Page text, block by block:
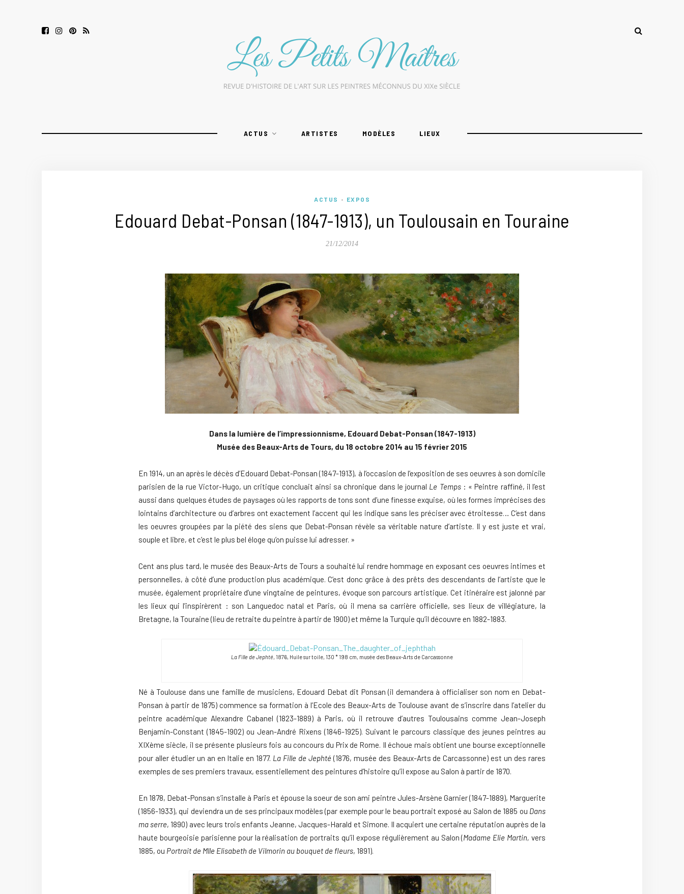
ACTUS ARTISTES MODÈLES LIEUX
ACTUS • EXPOS
Edouard Debat-Ponsan (1847-1913), un Toulousain en Touraine
21/12/2014
Dans la lumière de l’impressionnisme, Edouard Debat-Ponsan (1847-1913)
Musée des Beaux-Arts de Tours, du 18 octobre 2014 au 15 février 2015
En 1914, un an après le décès d’Edouard Debat-Ponsan (1847-1913), à l’occasion de l’exposition de ses oeuvres à son domicile
parisien de la rue Victor-Hugo, un critique concluait ainsi sa chronique dans le journal Le Temps: « Peintre raffiné, il l’est
aussi dans quelques études de paysages où les rapports de tons sont d’une finesse exquise, où les formes imprécises des
lointains d’architecture ou d’arbres ont exactement l’accent qui les indique sans les préciser avec étroitesse… C’est dans
les oeuvres groupées par la piété des siens que Debat-Ponsan révèle sa véritable nature d’artiste. Il y est juste et vrai,
souple et libre, et c’est le plus bel éloge qu’on puisse lui adresser. »
Cent ans plus tard, le musée des Beaux-Arts de Tours a souhaité lui rendre hommage en exposant ces oeuvres intimes et
personnelles, à côté d’une production plus académique. C’est donc grâce à des prêts des descendants de l’artiste que le
musée, également propriétaire d’une vingtaine de peintures, évoque son parcours artistique. Cet itinéraire est jalonné par
les lieux qui l’inspirèrent : son Languedoc natal et Paris, où il mena sa carrière officielle, ses lieux de villégiature, la
Bretagne, la Touraine (lieu de retraite du peintre à partir de 1900) et même la Turquie qu’il découvre en 1882-1883.
La Fille de Jephté, 1876, Huile sur toile, 130 * 198 cm, musée des Beaux-Arts de Carcassonne
Né à Toulouse dans une famille de musiciens, Edouard Debat dit Ponsan (il demandera à officialiser son nom en Debat-
Ponsan à partir de 1875) commence sa formation à l’Ecole des Beaux-Arts de Toulouse avant de s’inscrire dans l’atelier du
peintre académique Alexandre Cabanel (1823-1889) à Paris, où il retrouve d’autres Toulousains comme Jean-Joseph
Benjamin-Constant (1845-1902) ou Jean-André Rixens (1846-1925). Suivant le parcours classique des jeunes peintres au
XIXème siècle, il se présente plusieurs fois au concours du Prix de Rome. Il échoue mais obtient une bourse exceptionnelle
pour aller étudier un an en Italie en 1877. La Fille de Jephté(1876, musée des Beaux-Arts de Carcassonne) est un des rares
exemples de ses premiers travaux, essentiellement des peintures d’histoire qu’il expose au Salon à partir de 1870.
En 1878, Debat-Ponsan s’installe à Paris et épouse la soeur de son ami peintre Jules-Arsène Garnier (1847-1889), Marguerite
(1856-1933), qui deviendra un de ses principaux modèles (par exemple pour le beau portrait exposé au Salon de 1885 ou Dans
ma serre, 1890) avec leurs trois enfants Jeanne, Jacques-Harald et Simone. Il acquiert une certaine réputation auprès de la
haute bourgeoisie parisienne pour la réalisation de portraits qu’il expose régulièrement au Salon (Madame Elie Martin, vers
1885, ou Portrait de Mlle Elisabeth de Vilmorin au bouquet de fleurs, 1891).